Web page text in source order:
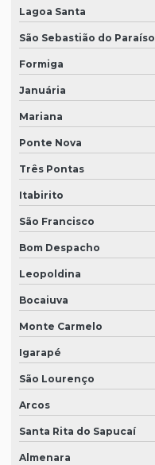
Lagoa Santa
São Sebastião do Paraíso
Formiga
Januária
Mariana
Ponte Nova
Três Pontas
Itabirito
São Francisco
Bom Despacho
Leopoldina
Bocaiuva
Monte Carmelo
Igarapé
São Lourenço
Arcos
Santa Rita do Sapucaí
Almenara